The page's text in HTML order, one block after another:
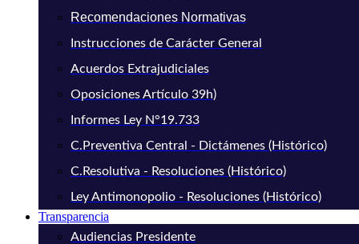
Recomendaciones Normativas
Instrucciones de Carácter General
Acuerdos Extrajudiciales
Oposiciones Artículo 39h)
Informes Ley N°19.733
C.Preventiva Central - Dictámenes (Histórico)
C.Resolutiva - Resoluciones (Histórico)
Ley Antimonopolio - Resoluciones (Histórico)
Transparencia
Audiencias Presidente